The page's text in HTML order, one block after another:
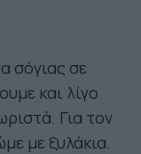
σόγιας σε
και λίγο
Για τον
με ξυλάκια.